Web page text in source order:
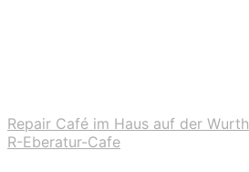
Repair Café im Haus auf der Wurth
R-Eberatur-Cafe